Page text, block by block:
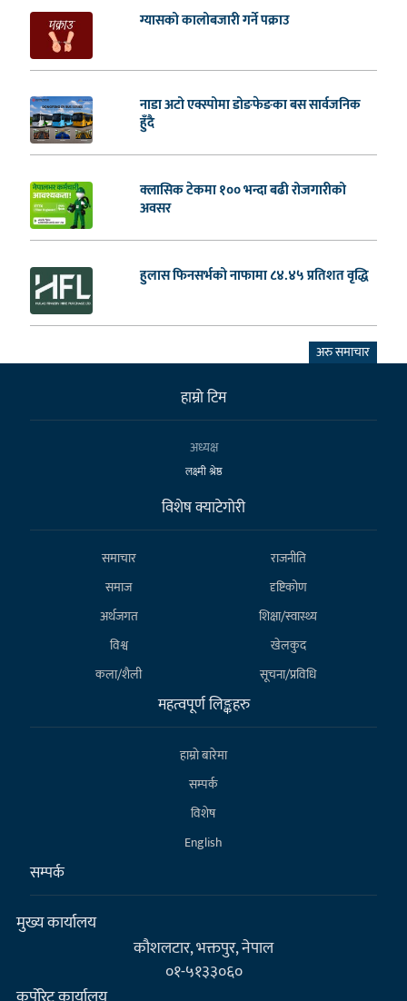
ग्यासको कालोबजारी गर्ने पक्राउ
नाडा अटो एक्स्पोमा डोङफेङका बस सार्वजनिक
हुँदै
क्लासिक टेकमा १०० भन्दा बढी रोजगारीको
अवसर
हुलास फिनसर्भको नाफामा ८४.४५ प्रतिशत वृद्धि
अरु समाचार
हाम्राे टिम
अध्यक्ष
लक्ष्मी श्रेष्ठ
विशेष क्याटेगाेरी
समाचार
राजनीति
समाज
दृष्टिकोण
अर्थजगत
शिक्षा/स्वास्थ्य
विश्व
खेलकुद
कला/शैली
सूचना/प्रविधि
महत्वपूर्ण लिङ्कहरु
हाम्राे बारेमा
सम्पर्क
विशेष
English
सम्पर्क
मुख्य कार्यालय
कौशलटार, भक्तपुर, नेपाल
०१-५१३३०६०